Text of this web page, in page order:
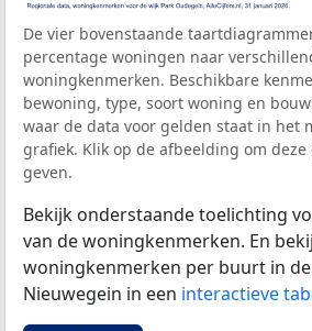
De vier bovenstaande
percentage woningen naar
woningkenmerken. Beschikbare
bewoning, type, soort woning en
waar de data voor gelden staat in het
grafiek. Klik op de afbeelding om
geven.
Bekijk onderstaande toelichting
van de woningkenmerken. En
woningkenmerken per buurt in
Nieuwegein in een interactieve